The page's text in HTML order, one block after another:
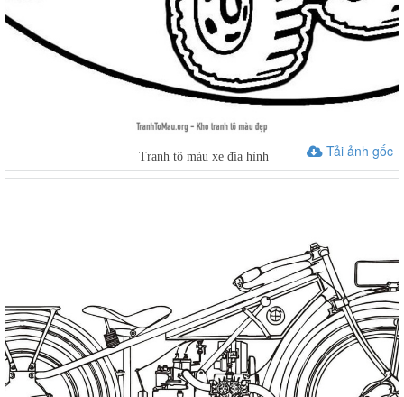
Tải ảnh gốc
Tranh tô màu xe địa hình